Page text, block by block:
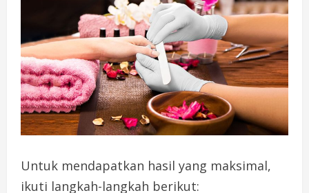
Untuk mendapatkan hasil yang maksimal,
ikuti langkah-langkah berikut: